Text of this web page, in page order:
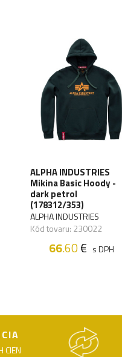
ALPHA INDUSTRIES
Mikina Basic Hoody -
dark petrol
(178312/353)
ALPHA INDUSTRIES
Kód tovaru: 230022
66.60€ s DPH
CIEN